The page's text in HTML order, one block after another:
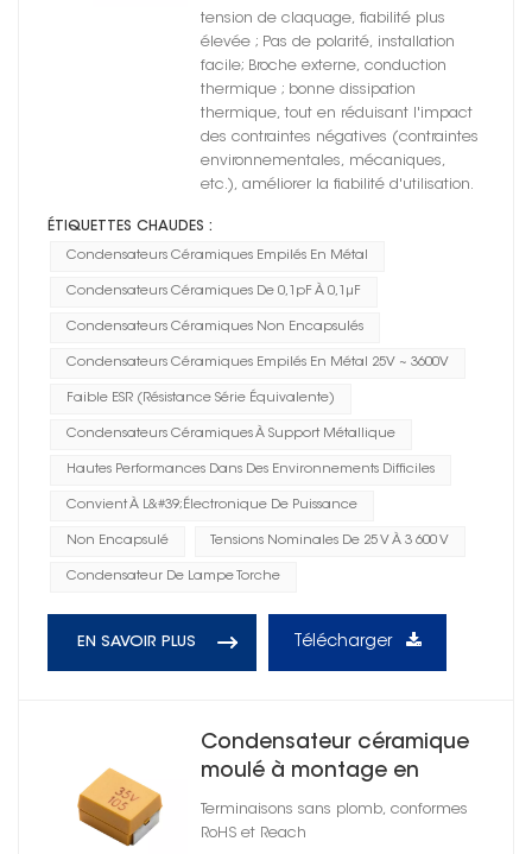
tension de claquage, fiabilité plus
élevée ; Pas de polarité, installation
facile; Broche externe, conduction
thermique ; bonne dissipation
thermique, tout en réduisant l'impact
des contraintes négatives (contraintes
environnementales, mécaniques,
etc.), améliorer la fiabilité d'utilisation.
ÉTIQUETTES CHAUDES :
Condensateurs Céramiques Empilés En Métal
Condensateurs Céramiques De 0,1pF À 0,1μF
Condensateurs Céramiques Non Encapsulés
Condensateurs Céramiques Empilés En Métal 25V ~ 3600V
Faible ESR (résistance Série Équivalente)
Condensateurs Céramiques À Support Métallique
Hautes Performances Dans Des Environnements Difficiles
Convient À L&#39;électronique De Puissance
Non Encapsulé Tensions Nominales De 25 V À 3 600 V
Condensateur De Lampe Torche
EN SAVOIR PLUS Télécharger
Condensateur céramique
moulé à montage en
surface
Terminaisons sans plomb, conformes
RoHS et Reach